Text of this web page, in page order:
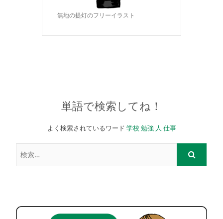
無地の提灯のフリーイラスト
単語で検索してね！
よく検索されているワード 学校 勉強 人 仕事